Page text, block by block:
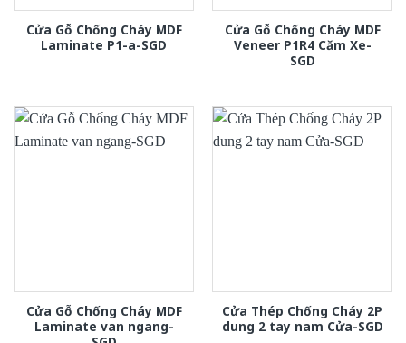
Cửa Gỗ Chống Cháy MDF
Laminate P1-a-SGD
Cửa Gỗ Chống Cháy MDF
Veneer P1R4 Căm Xe-
SGD
Cửa Gỗ Chống Cháy MDF
Laminate van ngang-
Cửa Thép Chống Cháy 2P
dung 2 tay nam Cửa-SGD